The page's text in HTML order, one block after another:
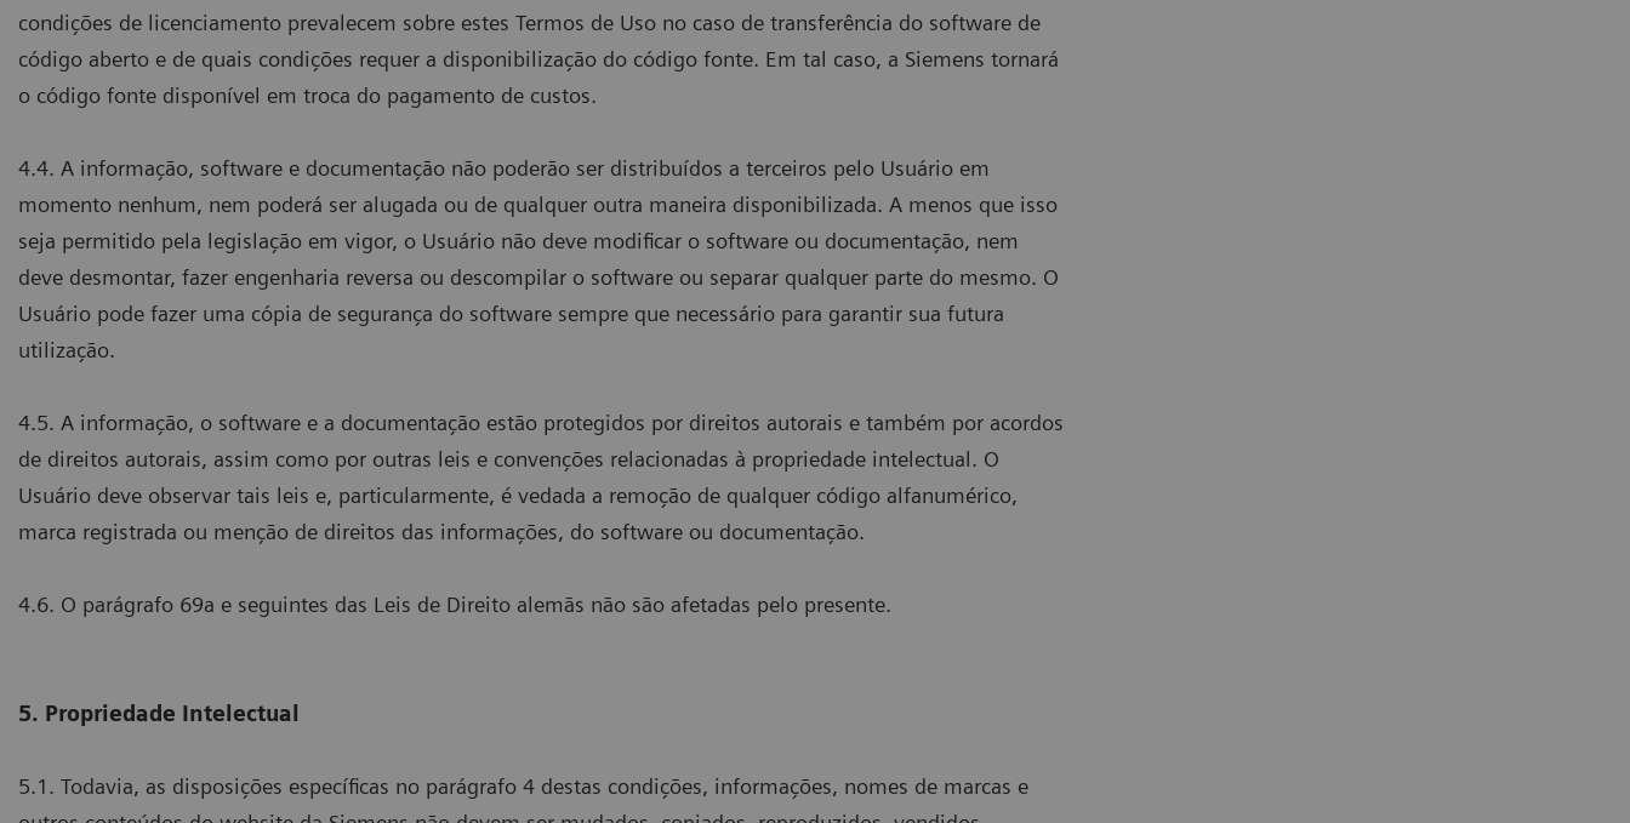
condições de licenciamento prevalecem sobre estes Termos de Uso no caso de transferência do software de
código aberto e de quais condições requer a disponibilização do código fonte. Em tal caso, a Siemens tornará
o código fonte disponível em troca do pagamento de custos.
4.4. A informação, software e documentação não poderão ser distribuídos a terceiros pelo Usuário em
momento nenhum, nem poderá ser alugada ou de qualquer outra maneira disponibilizada. A menos que isso
seja permitido pela legislação em vigor, o Usuário não deve modificar o software ou documentação, nem
deve desmontar, fazer engenharia reversa ou descompilar o software ou separar qualquer parte do mesmo. O
Usuário pode fazer uma cópia de segurança do software sempre que necessário para garantir sua futura
utilização.
4.5. A informação, o software e a documentação estão protegidos por direitos autorais e também por acordos
de direitos autorais, assim como por outras leis e convenções relacionadas à propriedade intelectual. O
Usuário deve observar tais leis e, particularmente, é vedada a remoção de qualquer código alfanumérico,
marca registrada ou menção de direitos das informações, do software ou documentação.
4.6. O parágrafo 69a e seguintes das Leis de Direito alemãs não são afetadas pelo presente.
5. Propriedade Intelectual
5.1. Todavia, as disposições específicas no parágrafo 4 destas condições, informações, nomes de marcas e